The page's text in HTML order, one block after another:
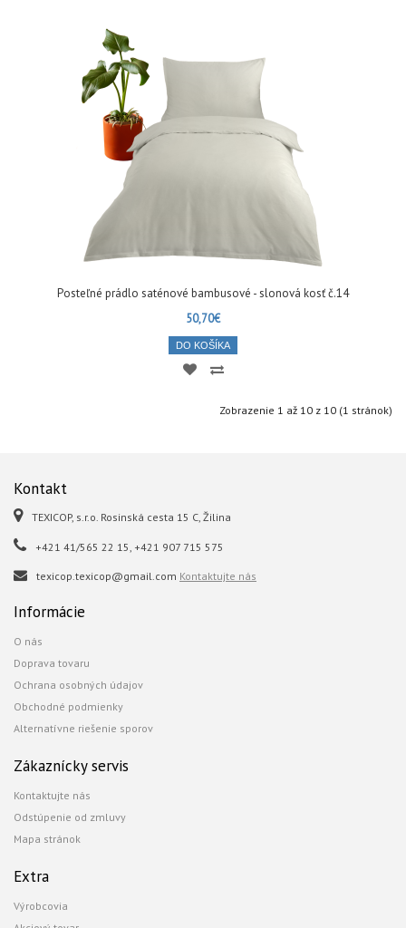
Posteľné prádlo saténové bambusové - slonová kosť č.14
50,70€
DO KOŠÍKA
Zobrazenie 1 až 10 z 10 (1 stránok)
Kontakt
TEXICOP, s.r.o. Rosinská cesta 15 C, Žilina
+421 41/565 22 15, +421 907 715 575
texicop.texicop@gmail.com Kontaktujte nás
Informácie
O nás
Doprava tovaru
Ochrana osobných údajov
Obchodné podmienky
Alternatívne riešenie sporov
Zákaznícky servis
Kontaktujte nás
Odstúpenie od zmluvy
Mapa stránok
Extra
Výrobcovia